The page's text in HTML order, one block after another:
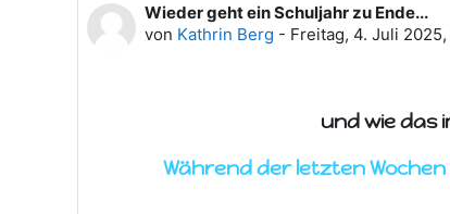
Wieder geht ein Schuljahr zu Ende...
von Kathrin Berg - Freitag, 4. Juli 2025,
Anzahl Antworten: 0
und wie das
Während der letzten